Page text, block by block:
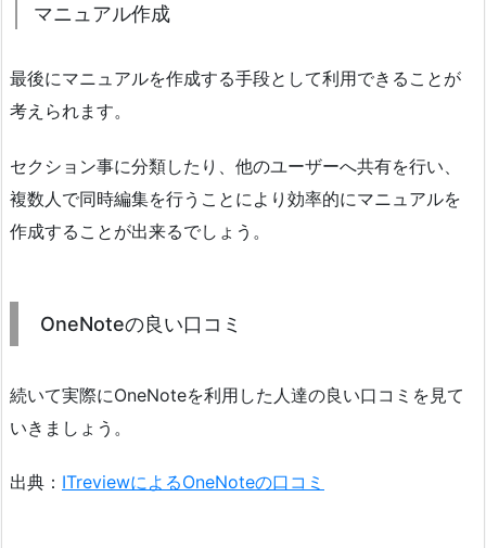
マニュアル作成
最後にマニュアルを作成する手段として利用できることが
考えられます。
セクション事に分類したり、他のユーザーへ共有を行い、
複数人で同時編集を行うことにより効率的にマニュアルを
作成することが出来るでしょう。
OneNoteの良い口コミ
続いて実際にOneNoteを利用した人達の良い口コミを見て
いきましょう。
出典： ITreviewによるOneNoteの口コミ